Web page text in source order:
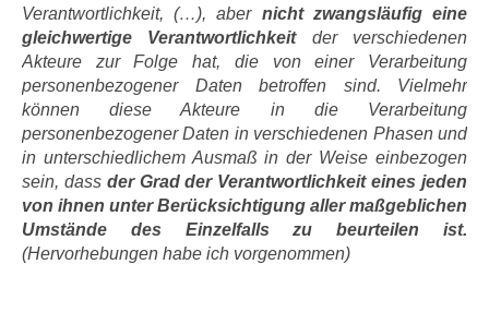
Verantwortlichkeit, (…), aber nicht zwangsläufig eine
gleichwertige Verantwortlichkeit der verschiedenen
Akteure zur Folge hat, die von einer Verarbeitung
personenbezogener Daten betroffen sind. Vielmehr
können diese Akteure in die Verarbeitung
personenbezogener Daten in verschiedenen Phasen und
in unterschiedlichem Ausmaß in der Weise einbezogen
sein, dass der Grad der Verantwortlichkeit eines jeden
von ihnen unter Berücksichtigung aller maßgeblichen
Umstände des Einzelfalls zu beurteilen ist.
(Hervorhebungen habe ich vorgenommen)